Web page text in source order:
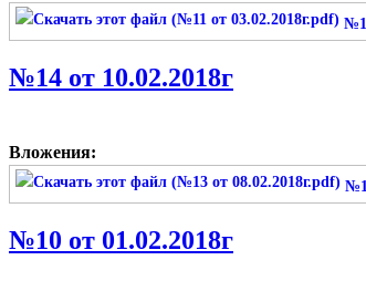
№14 от 10.02.2018г
Вложения:
№10 от 01.02.2018г